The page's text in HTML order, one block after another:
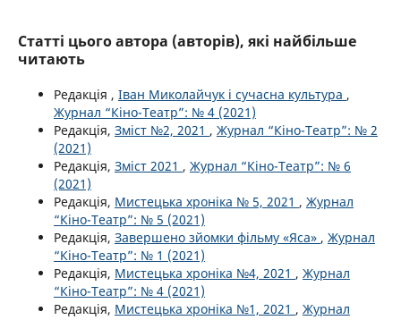
Статті цього автора (авторів), які найбільше
читають
Редакція , Іван Миколайчук і сучасна культура ,
Журнал “Кіно-Театр”: № 4 (2021)
Редакція, Зміст №2, 2021 , Журнал “Кіно-Театр”: № 2
(2021)
Редакція, Зміст 2021 , Журнал “Кіно-Театр”: № 6
(2021)
Редакція, Мистецька хроніка № 5, 2021 , Журнал
“Кіно-Театр”: № 5 (2021)
Редакція, Завершено зйомки фільму «Яса» , Журнал
“Кіно-Театр”: № 1 (2021)
Редакція, Мистецька хроніка №4, 2021 , Журнал
“Кіно-Театр”: № 4 (2021)
Редакція, Мистецька хроніка №1, 2021 , Журнал